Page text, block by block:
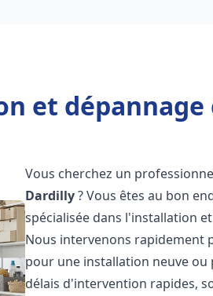
et
Vous cherchez un
Dardilly? Vous êtes au bon
spécialisée dans l'installation
Nous intervenons rapidement
pour une installation neuve
délais d'intervention rapides,